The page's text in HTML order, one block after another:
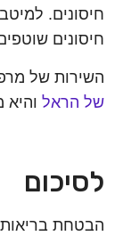
למיטב
שוטפים
של מרפאט
והיא משמשת
בריאותו